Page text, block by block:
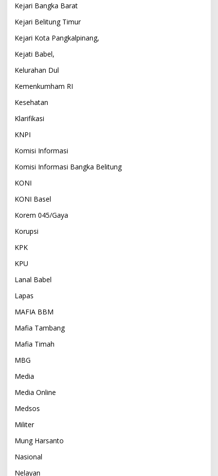
Kejari Bangka Barat
Kejari Belitung Timur
Kejari Kota Pangkalpinang,
Kejati Babel,
Kelurahan Dul
Kemenkumham RI
Kesehatan
Klarifikasi
KNPI
Komisi Informasi
Komisi Informasi Bangka Belitung
KONI
KONI Basel
Korem 045/Gaya
Korupsi
KPK
KPU
Lanal Babel
Lapas
MAFIA BBM
Mafia Tambang
Mafia Timah
MBG
Media
Media Online
Medsos
Militer
Mung Harsanto
Nasional
Nelayan